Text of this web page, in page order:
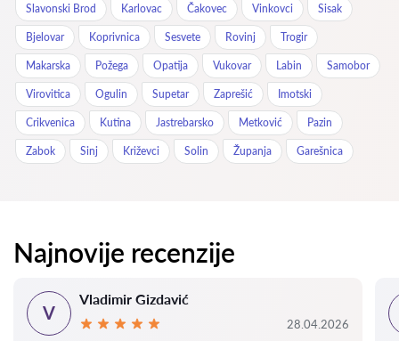
Slavonski Brod Karlovac Čakovec Vinkovci Sisak
Bjelovar Koprivnica Sesvete Rovinj Trogir
Makarska Požega Opatija Vukovar Labin Samobor
Virovitica Ogulin Supetar Zaprešić Imotski
Crikvenica Kutina Jastrebarsko Metković Pazin
Zabok Sinj Križevci Solin Županja Garešnica
Najnovije recenzije
V
Vladimir Gizdavić
28.04.2026